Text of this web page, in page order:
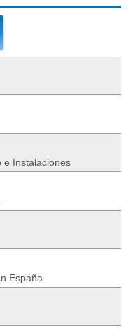
e Instalaciones
España